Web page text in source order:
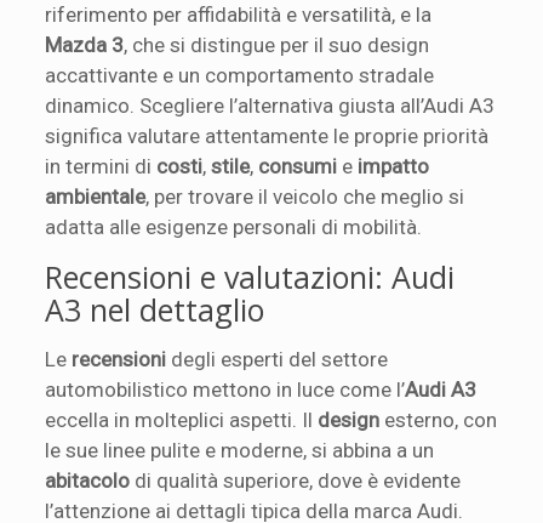
riferimento per affidabilità e versatilità, e la
Mazda 3, che si distingue per il suo design
accattivante e un comportamento stradale
dinamico. Scegliere l’alternativa giusta all’Audi A3
significa valutare attentamente le proprie priorità
in termini di costi,stile, consumi e impatto
ambientale, per trovare il veicolo che meglio si
adatta alle esigenze personali di mobilità.
Recensioni e valutazioni: Audi
A3 nel dettaglio
Le recensioni degli esperti del settore
automobilistico mettono in luce come l’Audi A3
eccella in molteplici aspetti. Il design esterno, con
le sue linee pulite e moderne, si abbina a un
abitacolo di qualità superiore, dove è evidente
l’attenzione ai dettagli tipica della marca Audi.